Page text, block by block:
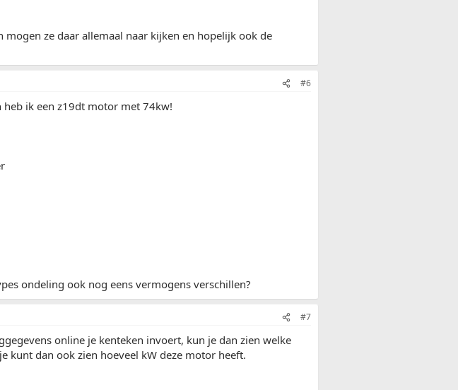
ze daar allemaal naar kijken en hopelijk ook de
#6
heb ik een z19dt motor met 74kw!
ondeling ook nog eens vermogens verschillen?
#7
online je kenteken invoert, kun je dan zien welke
kunt dan ook zien hoeveel kW deze motor heeft.